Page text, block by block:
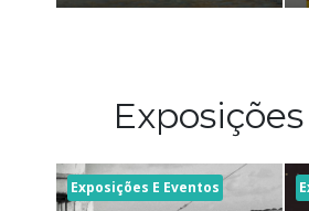
Exposições E Eventos